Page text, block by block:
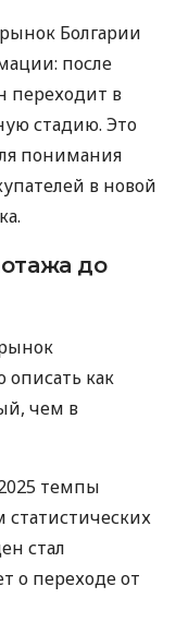
Болгарии
после
переходит в
стадию. Это
понимания
в новой
до
как
чем в
темпы
стал
о переходе от